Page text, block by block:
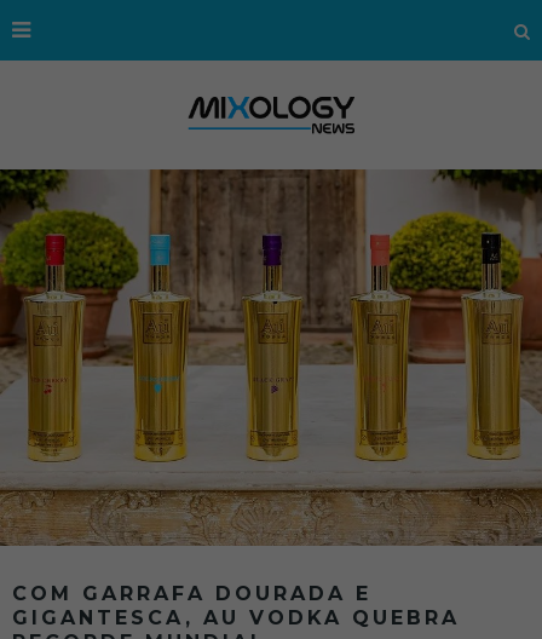
COM GARRAFA DOURADA E
GIGANTESCA, AU VODKA QUEBRA